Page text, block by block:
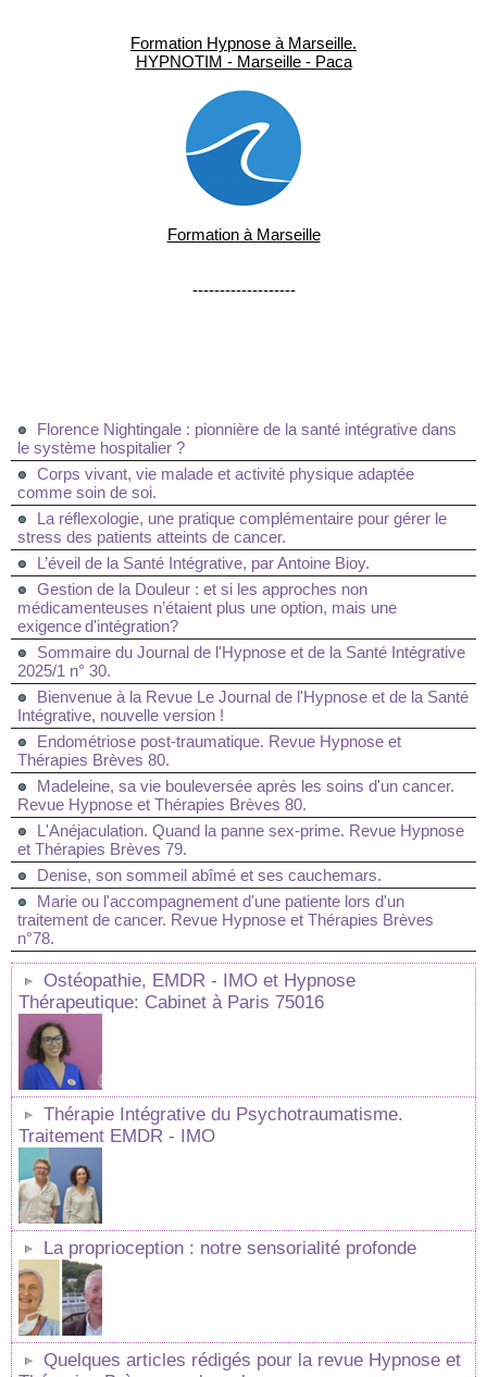
Formation Hypnose à Marseille.
HYPNOTIM - Marseille - Paca
Formation à Marseille
-------------------
Florence Nightingale : pionnière de la santé intégrative dans
le système hospitalier ?
Corps vivant, vie malade et activité physique adaptée
comme soin de soi.
La réflexologie, une pratique complémentaire pour gérer le
stress des patients atteints de cancer.
L’éveil de la Santé Intégrative, par Antoine Bioy.
Gestion de la Douleur : et si les approches non
médicamenteuses n’étaient plus une option, mais une
exigence d'intégration?
Sommaire du Journal de l'Hypnose et de la Santé Intégrative
2025/1 n° 30.
Bienvenue à la Revue Le Journal de l'Hypnose et de la Santé
Intégrative, nouvelle version !
Endométriose post-traumatique. Revue Hypnose et
Thérapies Brèves 80.
Madeleine, sa vie bouleversée après les soins d'un cancer.
Revue Hypnose et Thérapies Brèves 80.
L'Anéjaculation. Quand la panne sex-prime. Revue Hypnose
et Thérapies Brèves 79.
Denise, son sommeil abîmé et ses cauchemars.
Marie ou l'accompagnement d'une patiente lors d'un
traitement de cancer. Revue Hypnose et Thérapies Brèves
n°78.
Ostéopathie, EMDR - IMO et Hypnose
Thérapeutique: Cabinet à Paris 75016
Thérapie Intégrative du Psychotraumatisme.
Traitement EMDR - IMO
La proprioception : notre sensorialité profonde
Quelques articles rédigés pour la revue Hypnose et